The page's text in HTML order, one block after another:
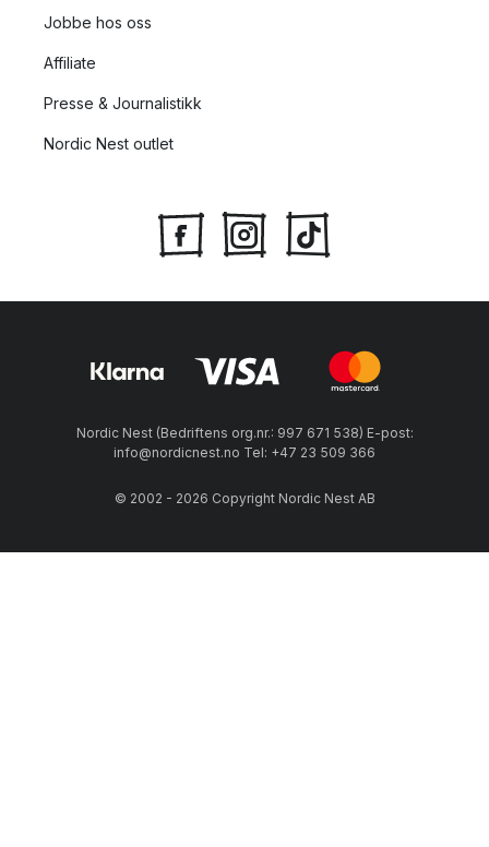
Jobbe hos oss
Affiliate
Presse & Journalistikk
Nordic Nest outlet
Nordic Nest (Bedriftens org.nr.: 997 671 538) E-post:
info@nordicnest.no Tel: +47 23 509 366
© 2002 - 2026 Copyright Nordic Nest AB